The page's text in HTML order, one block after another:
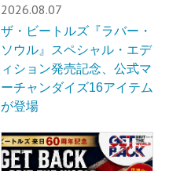
2026.08.07
ザ・ビートルズ『ラバー・
ソウル』スペシャル・エデ
ィション発売記念、公式マ
ーチャンダイズ16アイテム
が登場